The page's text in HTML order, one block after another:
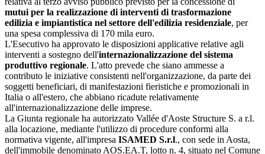
mutui per la realizzazione di interventi di trasformazione
edilizia e impiantistica nel settore dell'edilizia residenziale, per
una spesa complessiva di 170 mila euro.
L'Esecutivo ha approvato le disposizioni applicative relative agli
interventi a sostegno dell'internazionalizzazione del sistema
produttivo regionale. L'atto prevede che siano ammesse a
contributo le iniziative consistenti nell'organizzazione, da parte dei
soggetti beneficiari, di manifestazioni fieristiche e promozionali in
Italia o all'estero, che abbiano ricadute relativamente
all'internazionalizzazione delle imprese.
La Giunta regionale ha autorizzato Vallée d'Aoste Structure S. a r.l.
alla locazione, mediante l'utilizzo di procedure conformi alla
normativa vigente, all'impresa ISAMED S.r.l., con sede in Aosta,
dell'immobile denominato AOS.EA.T, lotto n. 4, situato nel Comune